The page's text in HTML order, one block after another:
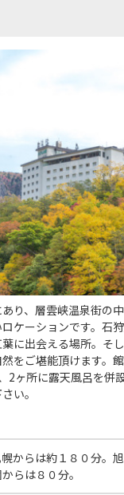
り、層雲峡温泉街の
ケーションです。石
に出会える場所。そ
をご堪能頂けます。
2ヶ所に露天風呂を併
い。
からは約１８０分。
らは８０分。